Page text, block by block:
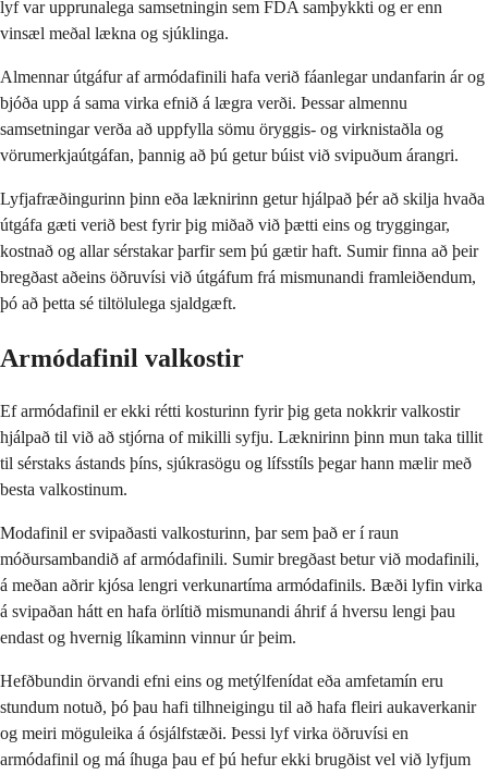
lyf var upprunalega samsetningin sem FDA samþykkti og er enn
vinsæl meðal lækna og sjúklinga.
Almennar útgáfur af armódafinili hafa verið fáanlegar undanfarin ár og
bjóða upp á sama virka efnið á lægra verði. Þessar almennu
samsetningar verða að uppfylla sömu öryggis- og virknistaðla og
vörumerkjaútgáfan, þannig að þú getur búist við svipuðum árangri.
Lyfjafræðingurinn þinn eða læknirinn getur hjálpað þér að skilja hvaða
útgáfa gæti verið best fyrir þig miðað við þætti eins og tryggingar,
kostnað og allar sérstakar þarfir sem þú gætir haft. Sumir finna að þeir
bregðast aðeins öðruvísi við útgáfum frá mismunandi framleiðendum,
þó að þetta sé tiltölulega sjaldgæft.
Armódafinil valkostir
Ef armódafinil er ekki rétti kosturinn fyrir þig geta nokkrir valkostir
hjálpað til við að stjórna of mikilli syfju. Læknirinn þinn mun taka tillit
til sérstaks ástands þíns, sjúkrasögu og lífsstíls þegar hann mælir með
besta valkostinum.
Modafinil er svipaðasti valkosturinn, þar sem það er í raun
móðursambandið af armódafinili. Sumir bregðast betur við modafinili,
á meðan aðrir kjósa lengri verkunartíma armódafinils. Bæði lyfin virka
á svipaðan hátt en hafa örlítið mismunandi áhrif á hversu lengi þau
endast og hvernig líkaminn vinnur úr þeim.
Hefðbundin örvandi efni eins og metýlfenídat eða amfetamín eru
stundum notuð, þó þau hafi tilhneigingu til að hafa fleiri aukaverkanir
og meiri möguleika á ósjálfstæði. Þessi lyf virka öðruvísi en
armódafinil og má íhuga þau ef þú hefur ekki brugðist vel við lyfjum